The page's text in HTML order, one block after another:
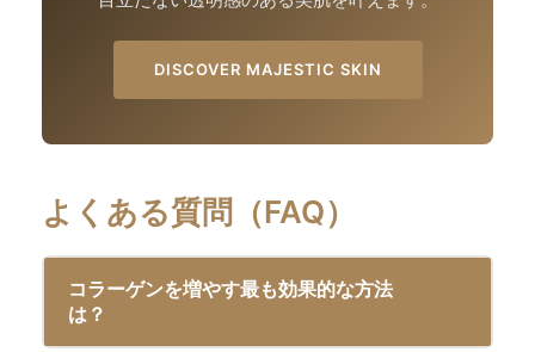
DISCOVER MAJESTIC SKIN
よくある質問（FAQ）
コラーゲンを増やす最も効果的な方法
は？